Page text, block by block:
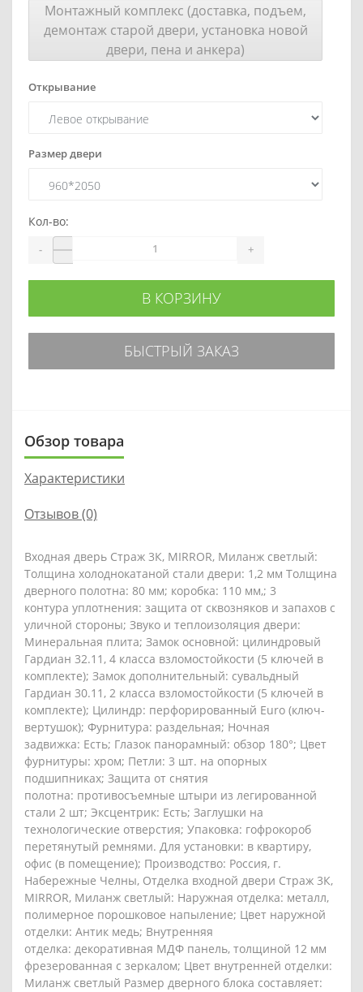
Монтажный комплекс (доставка, подъем,
демонтаж старой двери, установка новой
двери, пена и анкера)
Открывание
Размер двери
Кол-во:
- +
В КОРЗИНУ
БЫСТРЫЙ ЗАКАЗ
Обзор товара
Характеристики
Отзывов (0)
Входная дверь Страж 3К, MIRROR, Миланж светлый:
Толщина холоднокатаной стали двери: 1,2 мм Толщина
дверного полотна: 80 мм; коробка: 110 мм,; 3
контура уплотнения: защита от сквозняков и запахов с
уличной стороны; Звуко и теплоизоляция двери:
Минеральная плита; Замок основной: цилиндровый
Гардиан 32.11, 4 класса взломостойкости (5 ключей в
комплекте); Замок дополнительный: сувальдный
Гардиан 30.11, 2 класса взломостойкости (5 ключей в
комплекте); Цилиндр: перфорированный Euro (ключ-
вертушок); Фурнитура: раздельная; Ночная
задвижка: Есть; Глазок панорамный: обзор 180°; Цвет
фурнитуры: хром; Петли: 3 шт. на опорных
подшипниках; Защита от снятия
полотна: противосъемные штыри из легированной
стали 2 шт; Эксцентрик: Есть; Заглушки на
технологические отверстия; Упаковка: гофрокороб
перетянутый ремнями. Для установки: в квартиру,
офис (в помещение); Производство: Россия, г.
Набережные Челны, Отделка входной двери Страж 3К,
MIRROR, Миланж светлый: Наружная отделка: металл,
полимерное порошковое напыление; Цвет наружной
отделки: Антик медь; Внутренняя
отделка: декоративная МДФ панель, толщиной 12 мм
фрезерованная с зеркалом; Цвет внутренней отделки:
Миланж светлый Размер дверного блока составляет: